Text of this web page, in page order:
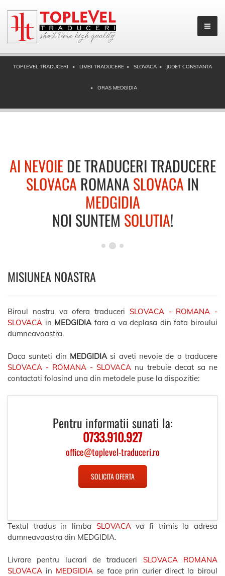
TOPLEVEL TRADUCERI LIMBI TRADUCERE SLOVACA JUDET CONSTANTA
ORAS MEDGIDIA
AI NEVOIEDE TRADUCERI TRADUCERE
SLOVACA ROMANA SLOVACA IN
MEDGIDIA
NOI SUNTEM SOLUTIA!
MISIUNEA NOASTRA
Biroul nostru va ofera traduceri SLOVACA - ROMANA -
SLOVACA in MEDGIDIAfara a va deplasa din fata biroului
dumneavoastra.
Daca sunteti din MEDGIDIA si aveti nevoie de o traducere
SLOVACA - ROMANA - SLOVACA nu trebuie decat sa ne
contactati folosind una din metodele puse la dispozitie:
Pentru informatii sunati la:
0733.910.927
office@toplevel-traduceri.ro
SOLICITA OFERTA
Textul tradus in limba SLOVACAva fi trimis la adresa
dumneavoastra din MEDGIDIA.
Livrare pentru lucrari de traduceri SLOVACA ROMANA
SLOVACA in MEDGIDIAse face prin curier direct la biroul